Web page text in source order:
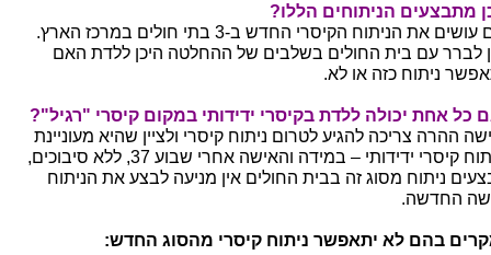
מתבצעים הניתוחים הללו?
את הניתוח הקיסרי החדש ב-3 בתי חולים במרכז הארץ.
לברר עם בית החולים בשלבים של ההחלטה היכן ללדת האם
ניתוח כזה או לא.
כל אחת יכולה ללדת בקיסרי ידידותי במקום קיסרי "רגיל"?
ההרה צריכה להגיע לטרום ניתוח קיסרי ולציין שהיא מעוניינת
בניתוח קיסרי ידידותי – במידה והאישה אחרי שבוע 37, ללא סיבוכים,
ניתוח מסוג זה בבית החולים אין מניעה לבצע את הניתוח
החדשה.
בהם לא יתאפשר ניתוח קיסרי מהסוג החדש: